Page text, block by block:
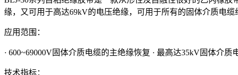
缘，又可用于高达69kV的电压绝缘，可用于所有的固体介质电缆
应用范围：
· 600~69000V固体介质电缆的主绝缘恢复 · 最高达35kV固体介
技术指标：